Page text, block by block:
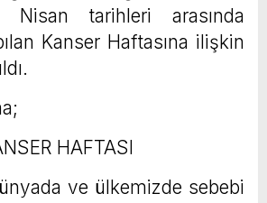
tarihleri arasında
Kanser Haftasına ilişkin
HAFTASI
ve ülkemizde sebebi